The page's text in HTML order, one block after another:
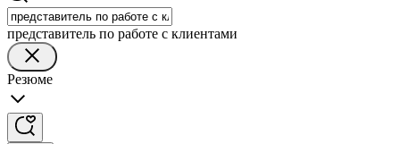
представитель по работе с клиентами
Резюме